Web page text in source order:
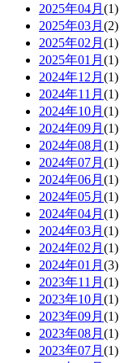
2025年04月 (1)
2025年03月 (2)
2025年02月 (1)
2025年01月 (1)
2024年12月 (1)
2024年11月 (1)
2024年10月 (1)
2024年09月 (1)
2024年08月 (1)
2024年07月 (1)
2024年06月 (1)
2024年05月 (1)
2024年04月 (1)
2024年03月 (1)
2024年02月 (1)
2024年01月 (3)
2023年11月 (1)
2023年10月 (1)
2023年09月 (1)
2023年08月 (1)
2023年07月 (1)